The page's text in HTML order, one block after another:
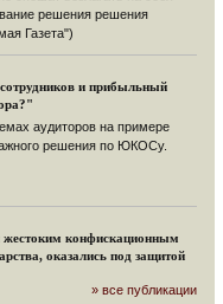
решения решения
Газета")
и прибыльный
аудиторов на примере
решения по ЮКОСу.
конфискационным
оказались под защитой
Zeitung" о гаагском
» все публикации